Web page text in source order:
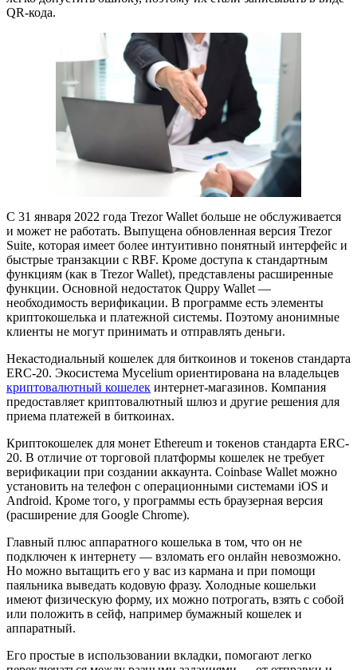
QR-кода.
С 31 января 2022 года Trezor Wallet больше не обслуживается
и может не работать. Выпущена обновленная версия Trezor
Suite, которая имеет более интуитивно понятный интерфейс и
быстрые транзакции с RBF. Кроме доступа к стандартным
функциям (как в Trezor Wallet), представлены расширенные
функции. Основной недостаток Quppy Wallet ―
необходимость верификации. В программе есть элементы
криптокошелька и платежной системы. Поэтому анонимные
клиенты не могут принимать и отправлять деньги.
Некастодиальный кошелек для биткоинов и токенов стандарта
ERC-20. Экосистема Mycelium ориентирована на владельцев
криптовалютный кошелек интернет-магазинов. Компания
предоставляет криптовалютный шлюз и другие решения для
приема платежей в биткоинах.
Криптокошелек для монет Ethereum и токенов стандарта ERC-
20. В отличие от торговой платформы кошелек не требует
верификации при создании аккаунта. Coinbase Wallet можно
установить на телефон с операционными системами iOS и
Android. Кроме того, у программы есть браузерная версия
(расширение для Google Chrome).
Главный плюс аппаратного кошелька в том, что он не
подключен к интернету — взломать его онлайн невозможно.
Но можно вытащить его у вас из кармана и при помощи
паяльника выведать кодовую фразу. Холодные кошельки
имеют физическую форму, их можно потрогать, взять с собой
или положить в сейф, например бумажный кошелек и
аппаратный.
Его простые в использовании вкладки, помогают легко